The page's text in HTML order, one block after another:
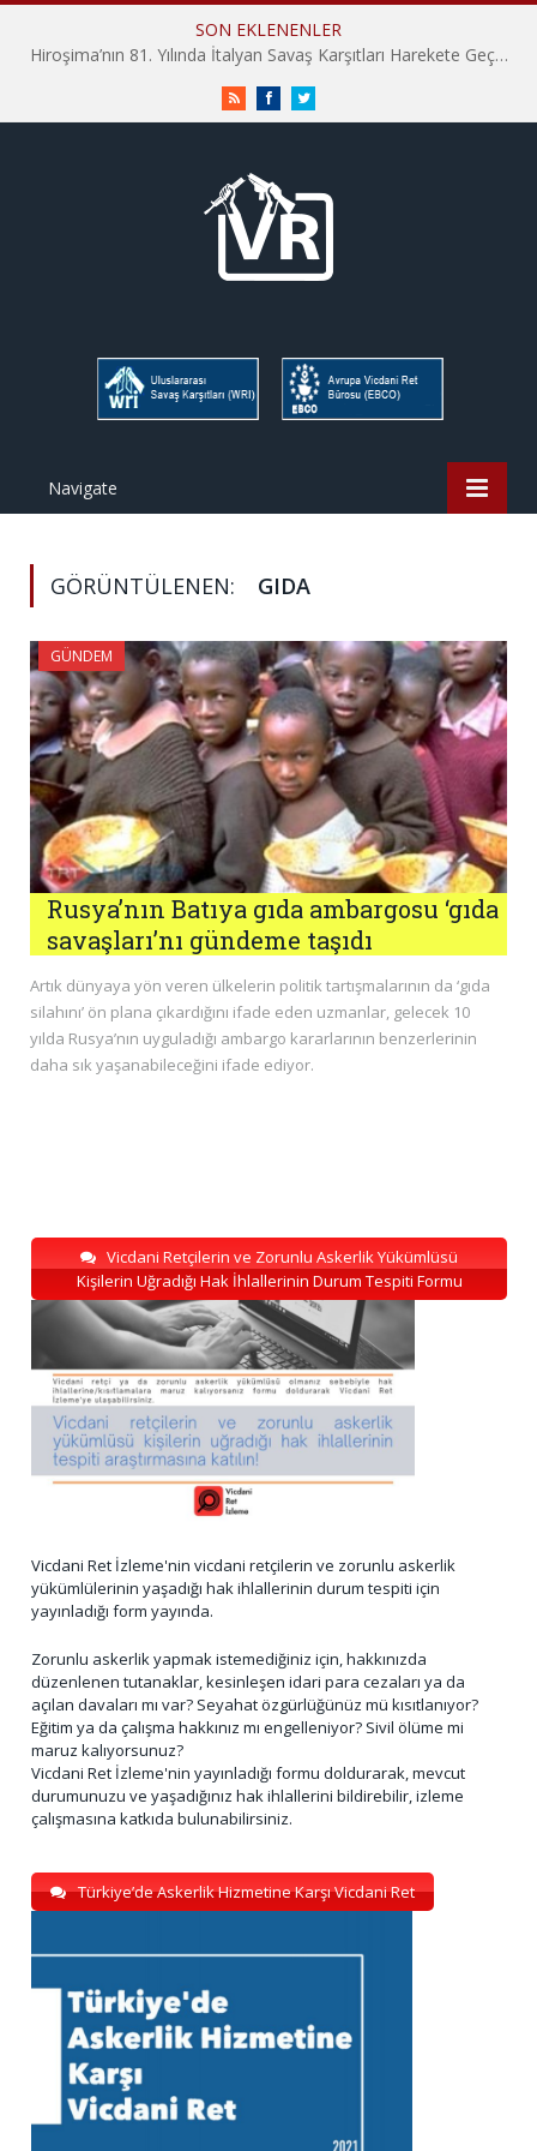
SON EKLENENLER
Hiroşima’nın 81. Yılında İtalyan Savaş Karşıtları Harekete Geçti: “Hatırlamak yeterli değil”
RSS FacebookTwitter
Navigate
GÖRÜNTÜLENEN: GIDA
GÜNDEM
Rusya’nın Batıya gıda ambargosu ‘gıda
savaşları’nı gündeme taşıdı
Artık dünyaya yön veren ülkelerin politik tartışmalarının da ‘gıda
silahını’ ön plana çıkardığını ifade eden uzmanlar, gelecek 10
yılda Rusya’nın uyguladığı ambargo kararlarının benzerlerinin
daha sık yaşanabileceğini ifade ediyor.
Vicdani Retçilerin ve Zorunlu Askerlik Yükümlüsü
Kişilerin Uğradığı Hak İhlallerinin Durum Tespiti Formu
Vicdani Ret İzleme'nin vicdani retçilerin ve zorunlu askerlik
yükümlülerinin yaşadığı hak ihlallerinin durum tespiti için
yayınladığı form yayında.
Zorunlu askerlik yapmak istemediğiniz için, hakkınızda
düzenlenen tutanaklar, kesinleşen idari para cezaları ya da
açılan davaları mı var? Seyahat özgürlüğünüz mü kısıtlanıyor?
Eğitim ya da çalışma hakkınız mı engelleniyor? Sivil ölüme mi
maruz kalıyorsunuz?
Vicdani Ret İzleme'nin yayınladığı formu doldurarak, mevcut
durumunuzu ve yaşadığınız hak ihlallerini bildirebilir, izleme
çalışmasına katkıda bulunabilirsiniz.
Türkiye’de Askerlik Hizmetine Karşı Vicdani Ret